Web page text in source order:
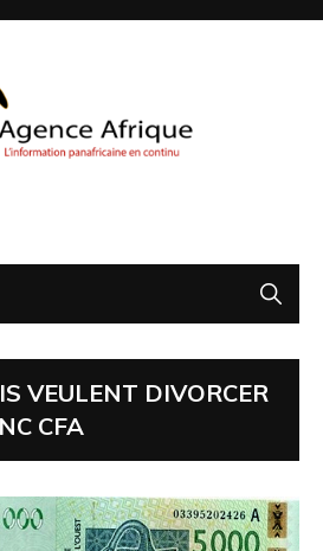
VEULENT DIVORCER
CFA